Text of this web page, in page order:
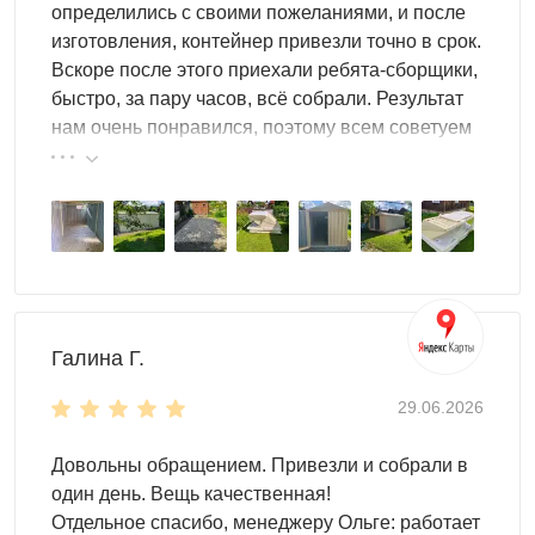
до 500 кг/м².
Для какого инструмента подходит
хозблок
грабли, секаторы, ножницы: подвесные системы
убирают инструмент с пола и освобождают проход
ящики защищают от пыли, влаги и случайных
ударов
рулетки, малярные валики и кисти: настенные
Расходники и крепёж— саморезы, дюбели, болты,
сверла, диски: сортировочные лотки и органайзеры
исключают перемешивание
определились с своими пожеланиями, и после
изготовления, контейнер привезли точно в срок.
Вскоре после этого приехали ребята-сборщики,
быстро, за пару часов, всё собрали. Результат
нам очень понравился, поэтому всем советуем
эту фирму.
Галина Г.
29.06.2026
Довольны обращением. Привезли и собрали в
один день. Вещь качественная!
Отдельное спасибо, менеджеру Ольге: работает